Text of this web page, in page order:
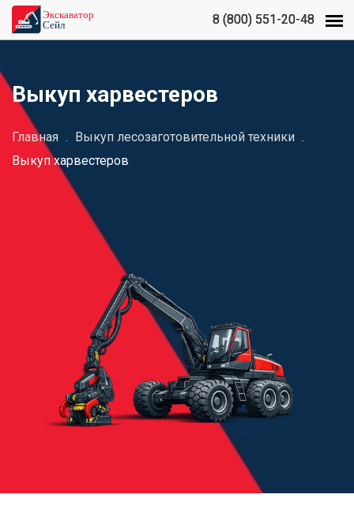
8 (800) 551-20-48
8 (800) 551-20-48
Выкуп харвестеров
Главная . Выкуп лесозаготовительной техники .
Выкуп харвестеров